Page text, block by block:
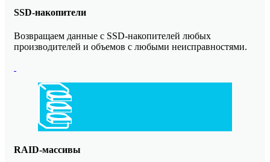
SSD-накопители
Возвращаем данные с SSD-накопителей любых
производителей и объемов с любыми неисправностями.
RAID-массивы